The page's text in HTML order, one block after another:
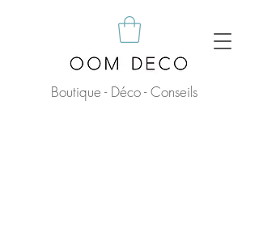
Boutique - Déco - Conseils